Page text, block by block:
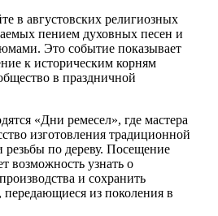
в августовских религиозных
пением духовных песен и
Это событие показывает
к историческим корням
в праздничной
«Дни ремесел», где мастера
изготовления традиционной
резьбы по дереву. Посещение
возможность узнать о
и сохранить
из поколения в